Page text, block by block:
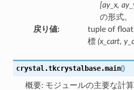
[ay_x,
の形式。
戻り値:
tuple of
標 (x_cart,
crystal.tkcrystalbase.main()
概要: モジュールの主要な計